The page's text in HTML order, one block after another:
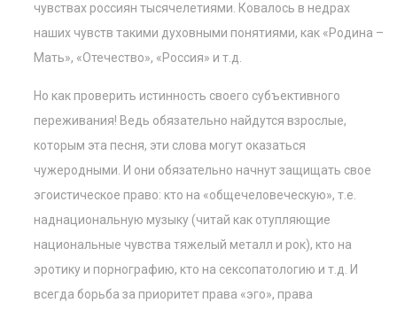
чувствах россиян тысячелетиями. Ковалось в недрах
наших чувств такими духовными понятиями, как «Родина –
Мать», «Отечество», «Россия» и т.д.
Но как проверить истинность своего субъективного
переживания! Ведь обязательно найдутся взрослые,
которым эта песня, эти слова могут оказаться
чужеродными. И они обязательно начнут защищать свое
эгоистическое право: кто на «общечеловеческую», т.е.
наднациональную музыку (читай как отупляющие
национальные чувства тяжелый металл и рок), кто на
эротику и порнографию, кто на сексопатологию и т.д. И
всегда борьба за приоритет права «эго», права